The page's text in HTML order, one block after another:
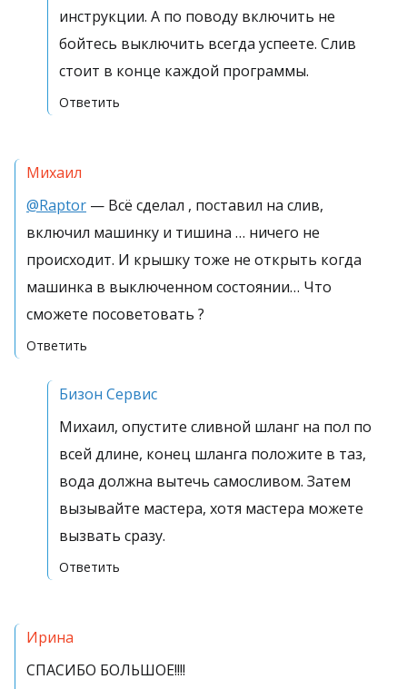
инструкции. А по поводу включить не
бойтесь выключить всегда успеете. Слив
стоит в конце каждой программы.
Ответить
Михаил
@Raptor — Всё сделал , поставил на слив,
включил машинку и тишина … ничего не
происходит. И крышку тоже не открыть когда
машинка в выключенном состоянии… Что
сможете посоветовать ?
Ответить
Бизон Сервис
Михаил, опустите сливной шланг на пол по
всей длине, конец шланга положите в таз,
вода должна вытечь самосливом. Затем
вызывайте мастера, хотя мастера можете
вызвать сразу.
Ответить
Ирина
СПАСИБО БОЛЬШОЕ!!!!